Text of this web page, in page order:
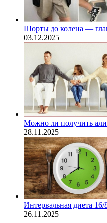
Шорты до колена —
03.12.2025
Можно ли получить
28.11.2025
Интервальная диета
26.11.2025